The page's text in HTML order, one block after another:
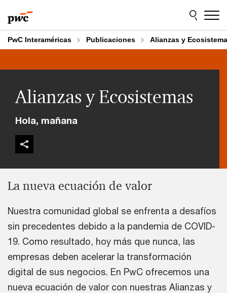
to
content
to
footer
PwC Interaméricas Publicaciones Alianzas y
Alianzas y Ecosistemas
Hola, mañana
La nueva ecuación de valor
Nuestra comunidad global se enfrenta a desafíos
sin precedentes debido a la pandemia de COVID-
19. Como resultado, hoy más que nunca, las
empresas deben acelerar la transformación
digital de sus negocios. En PwC ofrecemos una
nueva ecuación de valor con nuestras Alianzas y